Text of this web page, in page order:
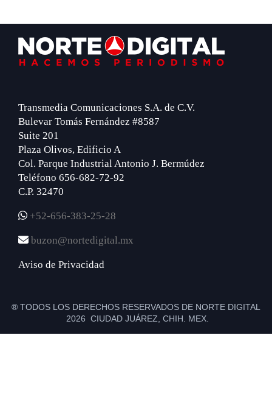
Footer
Transmedia Comunicaciones S.A. de C.V.
Bulevar Tomás Fernández #8587
Suite 201
Plaza Olivos, Edificio A
Col. Parque Industrial Antonio J. Bermúdez
Teléfono 656-682-72-92
C.P. 32470
+52-656-383-25-28
buzon@nortedigital.mx
Aviso de Privacidad
® TODOS LOS DERECHOS RESERVADOS DE NORTE DIGITAL
2026 CIUDAD JUÁREZ, CHIH. MEX.